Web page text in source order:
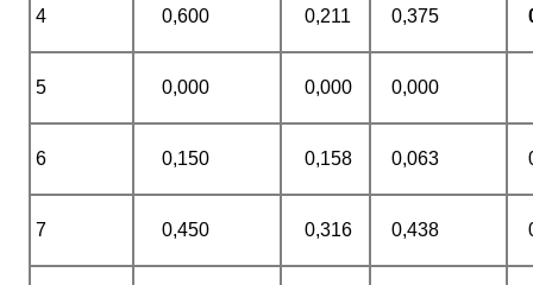
4 0,600 0,211 0,375
5 0,000 0,000 0,000
6 0,150 0,158 0,063
7 0,450 0,316 0,438